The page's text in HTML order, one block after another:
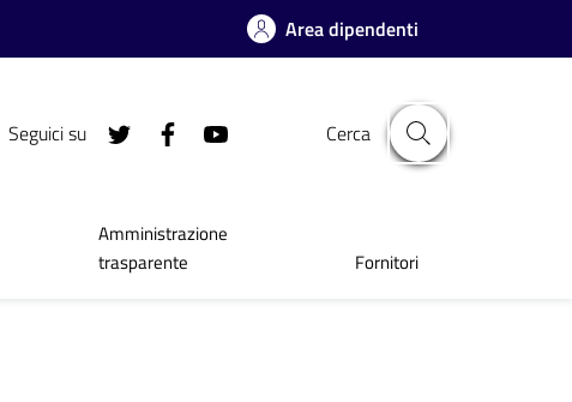
Area dipendenti
Seguici su Cerca
Amministrazione
trasparente
Fornitori